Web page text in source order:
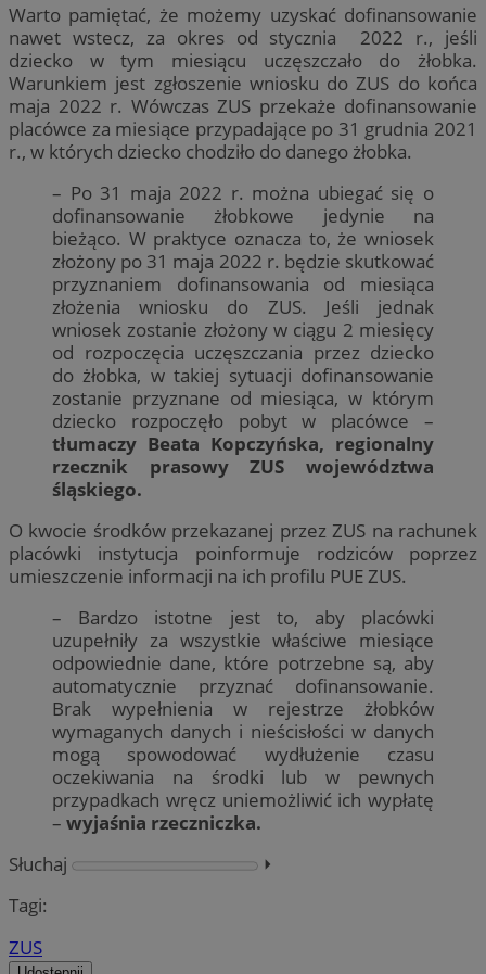
Warto pamiętać, że możemy uzyskać dofinansowanie
nawet wstecz, za okres od stycznia 2022 r., jeśli
dziecko w tym miesiącu uczęszczało do żłobka.
Warunkiem jest zgłoszenie wniosku do ZUS do końca
maja 2022 r. Wówczas ZUS przekaże dofinansowanie
placówce za miesiące przypadające po 31 grudnia 2021
r., w których dziecko chodziło do danego żłobka.
– Po 31 maja 2022 r. można ubiegać się o
dofinansowanie żłobkowe jedynie na
bieżąco. W praktyce oznacza to, że wniosek
złożony po 31 maja 2022 r. będzie skutkować
przyznaniem dofinansowania od miesiąca
złożenia wniosku do ZUS. Jeśli jednak
wniosek zostanie złożony w ciągu 2 miesięcy
od rozpoczęcia uczęszczania przez dziecko
do żłobka, w takiej sytuacji dofinansowanie
zostanie przyznane od miesiąca, w którym
dziecko rozpoczęło pobyt w placówce –
tłumaczy Beata Kopczyńska, regionalny
rzecznik prasowy ZUS województwa
śląskiego.
O kwocie środków przekazanej przez ZUS na rachunek
placówki instytucja poinformuje rodziców poprzez
umieszczenie informacji na ich profilu PUE ZUS.
– Bardzo istotne jest to, aby placówki
uzupełniły za wszystkie właściwe miesiące
odpowiednie dane, które potrzebne są, aby
automatycznie przyznać dofinansowanie.
Brak wypełnienia w rejestrze żłobków
wymaganych danych i nieścisłości w danych
mogą spowodować wydłużenie czasu
oczekiwania na środki lub w pewnych
przypadkach wręcz uniemożliwić ich wypłatę
– wyjaśnia rzeczniczka.
Słuchaj
⏵︎
Tagi:
ZUS